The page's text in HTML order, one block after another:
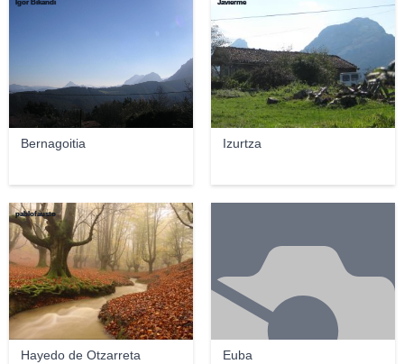
Bernagoitia
Igor Bikandi
Izurtza
Javierme
Hayedo de Otzarreta
pablofausto
Euba